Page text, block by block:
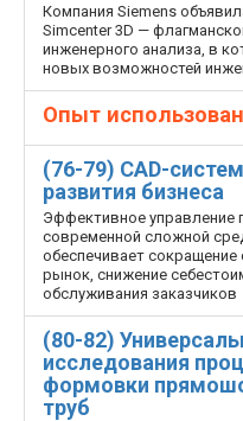
Компания Siemens
Simcenter 3D —
инженерного анализа, в
новых возможностей
Опыт
(76-79) CAD-
развития бизнеса
Эффективное управление
современной сложной
обеспечивает
рынок, снижение
обслуживания заказчиков
(80-82)
исследования
формовки
труб